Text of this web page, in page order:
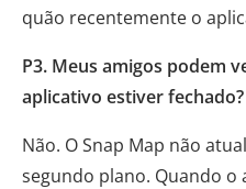
quão recentemente o
P3. Meus amigos podem
aplicativo estiver fechado?
Não. O Snap Map não
segundo plano. Quando o